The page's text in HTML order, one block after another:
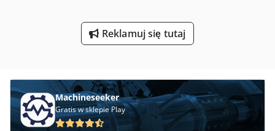
Model Frezarki
Nagrania Do Frezowania
Reklamuj się tutaj
Machineseeker
Gratis w sklepie Play